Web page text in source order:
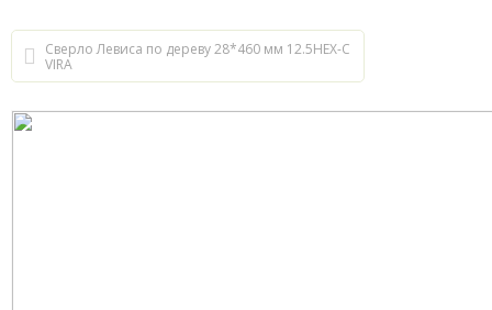
Сверло Левиса по дереву 28*460 мм 12.5HEX-С
VIRA